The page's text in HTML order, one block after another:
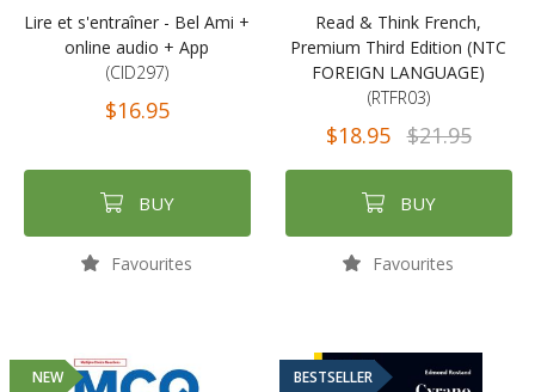
Lire et s'entraîner - Bel Ami +
online audio + App
(CID297)
$16.95
BUY
Favourites
Read & Think French,
Premium Third Edition (NTC
FOREIGN LANGUAGE)
(RTFR03)
$18.95 $21.95
BUY
Favourites
NEW BESTSELLER